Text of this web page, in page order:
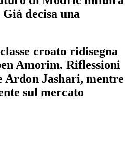
decisa una
croato ridisegna
Amorim. Riflessioni
Ardon Jashari, mentre
sul mercato